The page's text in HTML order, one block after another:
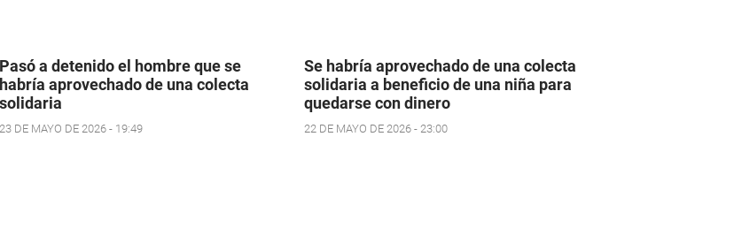
Pasó a detenido el hombre que se
habría aprovechado de una colecta
solidaria
23 DE MAYO DE 2026 - 19:49
Se habría aprovechado de una colecta
solidaria a beneficio de una niña para
quedarse con dinero
22 DE MAYO DE 2026 - 23:00